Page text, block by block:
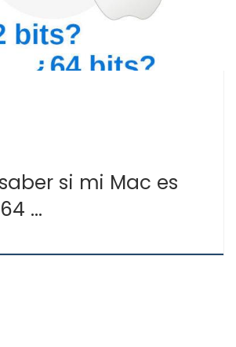
si mi Mac es
…